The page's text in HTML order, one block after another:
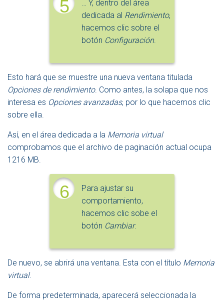
5
… Y, dentro del área
dedicada al Rendimiento,
hacemos clic sobre el
botón Configuración.
Esto hará que se muestre una nueva ventana titulada
Opciones de rendimiento. Como antes, la solapa que nos
interesa es Opciones avanzadas, por lo que hacemos clic
sobre ella.
Así, en el área dedicada a la Memoria virtual
comprobamos que el archivo de paginación actual ocupa
1216 MB.
6
Para ajustar su
comportamiento,
hacemos clic sobe el
botón Cambiar.
De nuevo, se abrirá una ventana. Esta con el título Memoria
virtual.
De forma predeterminada, aparecerá seleccionada la